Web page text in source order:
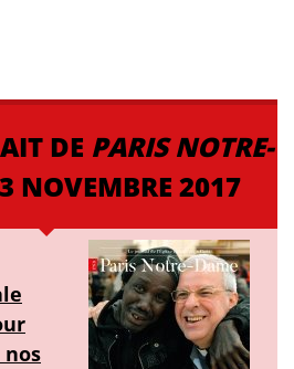
DE PARIS NOTRE-
NOVEMBRE 2017